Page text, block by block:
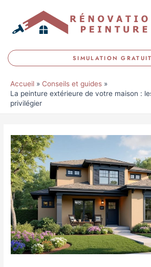
contenu
SIMULATION
Accueil
Conseils et guides
La peinture extérieure de votre maison :
privilégier
articles